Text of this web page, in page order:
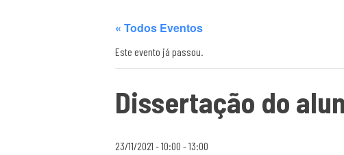
« Todos Eventos
Este evento já passou.
Dissertação do
23/11/2021 - 10:00 -13:00